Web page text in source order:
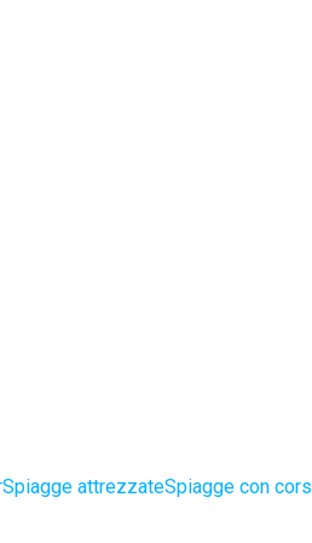
Spiagge attrezzateSpiagge con